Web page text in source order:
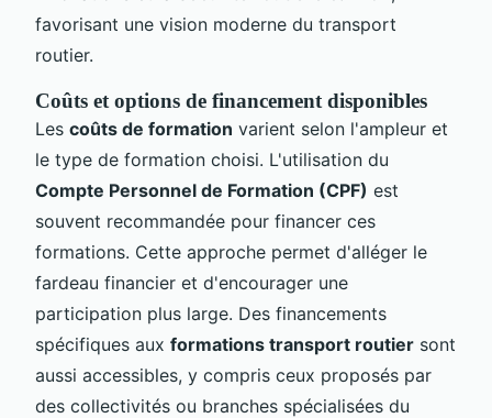
favorisant une vision moderne du transport
routier.
Coûts et options de financement disponibles
Les coûts de formation varient selon l'ampleur et
le type de formation choisi. L'utilisation du
Compte Personnel de Formation (CPF) est
souvent recommandée pour financer ces
formations. Cette approche permet d'alléger le
fardeau financier et d'encourager une
participation plus large. Des financements
spécifiques aux formations transport routier sont
aussi accessibles, y compris ceux proposés par
des collectivités ou branches spécialisées du